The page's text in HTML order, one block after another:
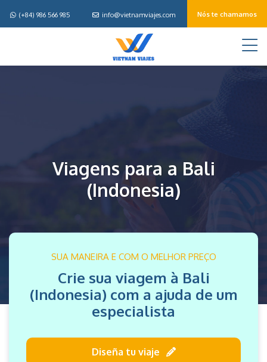
(+84) 986 566 985 info@vietnamviajes.com Nós te chamamos
Viagens para a Bali
(Indonesia)
SUA MANEIRA E COM O MELHOR PREÇO
Crie sua viagem à Bali
(Indonesia) com a ajuda de um
especialista
Diseña tu viaje